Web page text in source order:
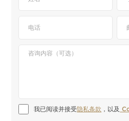
我已阅读并接受隐私条款 ，以及